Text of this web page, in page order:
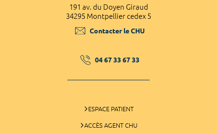
191 av. du Doyen Giraud
34295 Montpellier cedex 5
Contacter le CHU
04 67 33 67 33
ESPACE PATIENT
ACCÈS AGENT CHU